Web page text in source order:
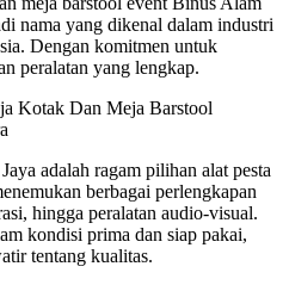
nama yang dikenal dalam industri
Dengan komitmen untuk
peralatan yang lengkap.
adalah ragam pilihan alat pesta
berbagai perlengkapan
hingga peralatan audio-visual.
kondisi prima dan siap pakai,
tentang kualitas.